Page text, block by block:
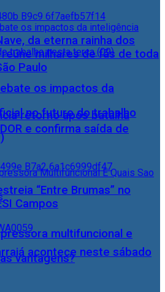
os impactos da
no futuro do trabalho
multifuncional e
vantagens?
da eterna rainha dos
reúne milhares de fãs de toda
Paulo
retorno após batalha
e confirma saída de
“Entre Brumas” no
Campos
acontece neste sábado